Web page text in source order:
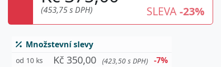
(453,75 s DPH) SLEVA -23%
Množstevní slevy
od 10 ks Kč 350,00 (423,50 s DPH) -7%